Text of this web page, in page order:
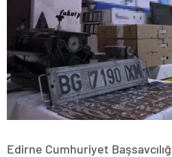
Edirne Cumhuriyet